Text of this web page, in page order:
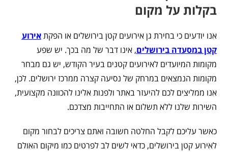
בקלות על מקום
אנו יודעים כי בחירת גן אירועים קטן בירושלים או הפקתאירוע
קטן במסעדה בירושלים, אינו דבר של מה בכך. יש שפע
מקומות המיועדים לאירועים קטנים בעיר הקודש, יש גם מבחר
מקומות הנמצאים במרחק של נסיעה קצרה ממרכז ירושלים. לכן,
אנו ממליצים לכם להיעזר באתר ולפנות אלינו להכוונה מקצועית,
השירות שלנו ללא תשלום או התחייבות מצדכם.
כאשר עליכם לקבל החלטה חשובה ואתם צריכים לבחור מקום
לאירוע קטן בירושלים, כדאי לשים לב לפרטים כמו מיקום האולם